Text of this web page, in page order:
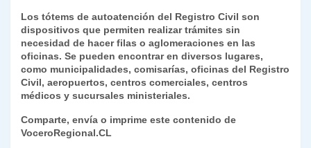
Los tótems de autoatención del Registro Civil son
dispositivos que permiten realizar trámites sin
necesidad de hacer filas o aglomeraciones en las
oficinas. Se pueden encontrar en diversos lugares,
como municipalidades, comisarías, oficinas del Registro
Civil, aeropuertos, centros comerciales, centros
médicos y sucursales ministeriales.
Comparte, envía o imprime este contenido de
VoceroRegional.CL